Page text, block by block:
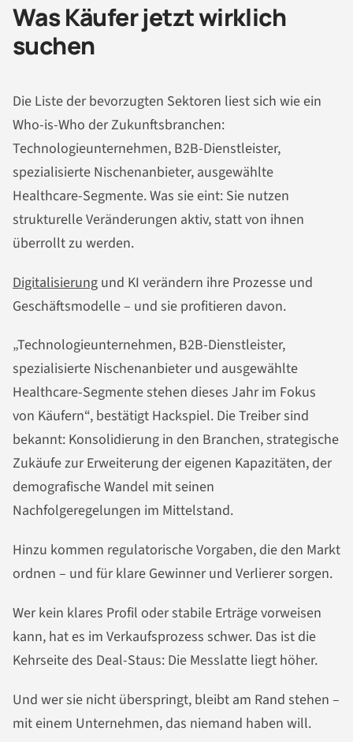
Was Käufer jetzt wirklich
suchen
Die Liste der bevorzugten Sektoren liest sich wie ein
Who-is-Who der Zukunftsbranchen:
Technologieunternehmen, B2B-Dienstleister,
spezialisierte Nischenanbieter, ausgewählte
Healthcare-Segmente. Was sie eint: Sie nutzen
strukturelle Veränderungen aktiv, statt von ihnen
überrollt zu werden.
Digitalisierung und KI verändern ihre Prozesse und
Geschäftsmodelle – und sie profitieren davon.
„Technologieunternehmen, B2B-Dienstleister,
spezialisierte Nischenanbieter und ausgewählte
Healthcare-Segmente stehen dieses Jahr im Fokus
von Käufern“, bestätigt Hackspiel. Die Treiber sind
bekannt: Konsolidierung in den Branchen, strategische
Zukäufe zur Erweiterung der eigenen Kapazitäten, der
demografische Wandel mit seinen
Nachfolgeregelungen im Mittelstand.
Hinzu kommen regulatorische Vorgaben, die den Markt
ordnen – und für klare Gewinner und Verlierer sorgen.
Wer kein klares Profil oder stabile Erträge vorweisen
kann, hat es im Verkaufsprozess schwer. Das ist die
Kehrseite des Deal-Staus: Die Messlatte liegt höher.
Und wer sie nicht überspringt, bleibt am Rand stehen –
mit einem Unternehmen, das niemand haben will.